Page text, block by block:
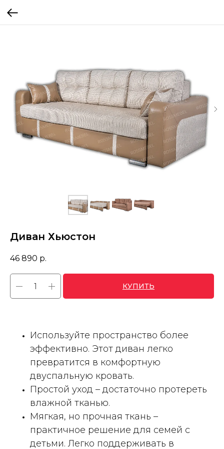
Диван Хьюстон
46 890 р.
КУПИТЬ
Используйте пространство более
эффективно. Этот диван легко
превратится в комфортную
двуспальную кровать.
Простой уход – достаточно протереть
влажной тканью.
Мягкая, но прочная ткань –
практичное решение для семей с
детьми. Легко поддерживать в